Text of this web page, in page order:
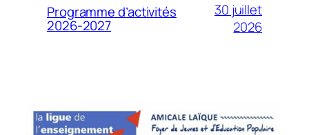
Programme d’activités
2026-2027
30 juillet
2026